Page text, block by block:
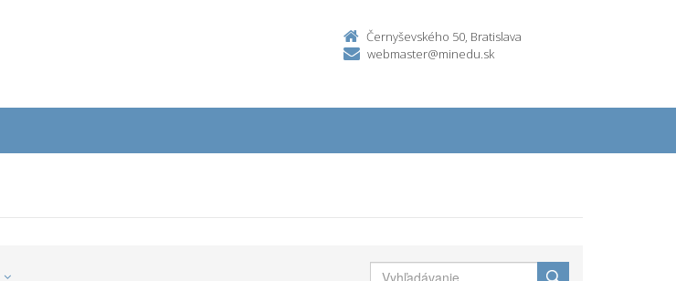
Černyševského 50, Bratislava
webmaster@minedu.sk